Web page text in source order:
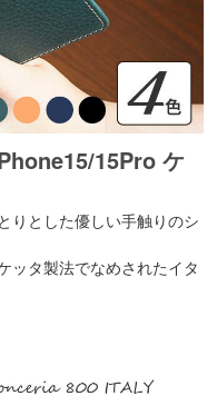
15Pro ケ
りとした優しい手触りのシ
ッタ製法でなめされたイタ